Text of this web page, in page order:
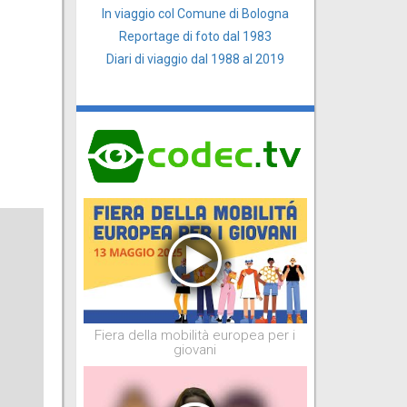
In viaggio col Comune di Bologna
Reportage di foto dal 1983
Diari di viaggio dal 1988 al 2019
Fiera della mobilità europea per i
giovani